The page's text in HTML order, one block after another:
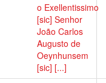
o Exellentissimo
[sic] Senhor
João Carlos
Augusto de
Oeynhunsem
[sic] [...]